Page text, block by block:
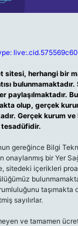
sitesi, herhangi bir
bulunmamaktadır.
paylaşılmaktadır.
olup, gerçek
Gerçek kurum
gereğince Bilgi
onaylanmış bir Yer
sitedeki içerikleri
taşımakta
sayılırlar.
ve tamamen